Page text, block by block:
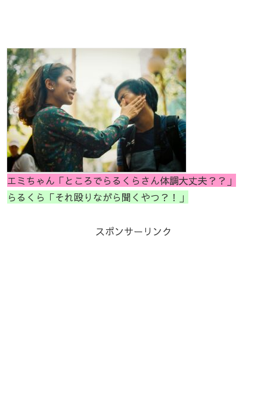
エミちゃん「ところでらるくらさん体調大丈夫？？」
らるくら「それ殴りながら聞くやつ？！」
スポンサーリンク